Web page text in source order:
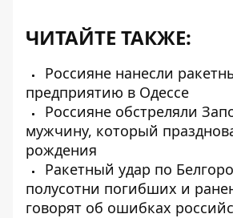
ЧИТАЙТЕ ТАКЖЕ:
Россияне нанесли
предприятию в Одессе
Россияне обстреляли
мужчину, который
рождения
Ракетный удар по
полусотни погибших и
говорят об ошибках